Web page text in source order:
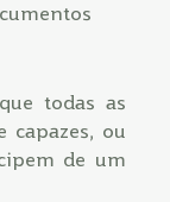
todas as
capazes, ou
de um